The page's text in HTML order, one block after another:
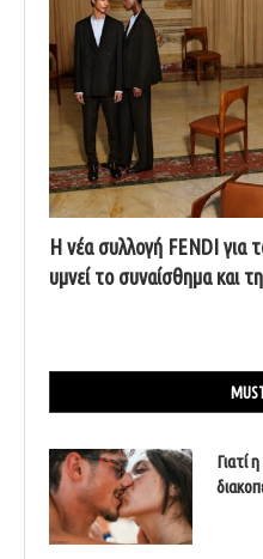
Η νέα συλλογή FENDI για
υμνεί το συναίσθημα και
Γιατί